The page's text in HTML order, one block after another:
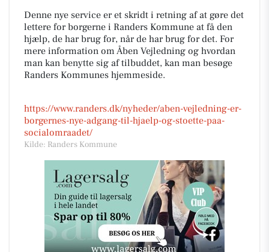
Denne nye service er et skridt i retning af at gøre det
lettere for borgerne i Randers Kommune at få den
hjælp, de har brug for, når de har brug for det. For
mere information om Åben Vejledning og hvordan
man kan benytte sig af tilbuddet, kan man besøge
Randers Kommunes hjemmeside.
https://www.randers.dk/nyheder/aben-vejledning-er-
borgernes-nye-adgang-til-hjaelp-og-stoette-paa-
socialomraadet/
Kilde: Randers Kommune